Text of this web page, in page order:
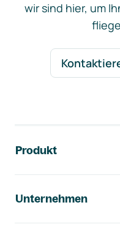
wir sind hier, um
Produkt
Unternehmen